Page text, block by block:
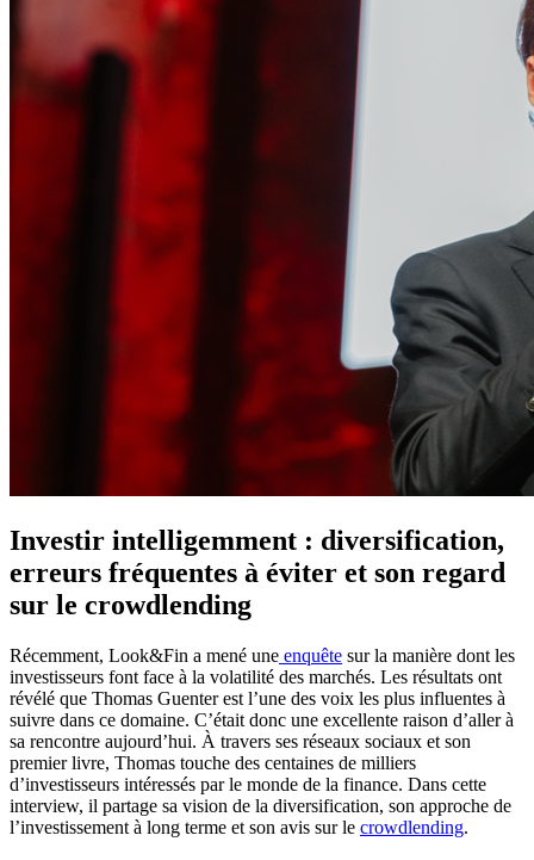
Investir intelligemment : diversification,
erreurs fréquentes à éviter et son regard
sur le crowdlending
Récemment, Look&Fin a mené une enquête sur la manière dont les
investisseurs font face à la volatilité des marchés. Les résultats ont
révélé que Thomas Guenter est l’une des voix les plus influentes à
suivre dans ce domaine. C’était donc une excellente raison d’aller à
sa rencontre aujourd’hui. À travers ses réseaux sociaux et son
premier livre, Thomas touche des centaines de milliers
d’investisseurs intéressés par le monde de la finance. Dans cette
interview, il partage sa vision de la diversification, son approche de
l’investissement à long terme et son avis sur le crowdlending.